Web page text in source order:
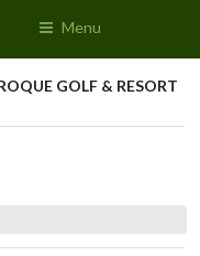
Menu
GOLF & RESORT